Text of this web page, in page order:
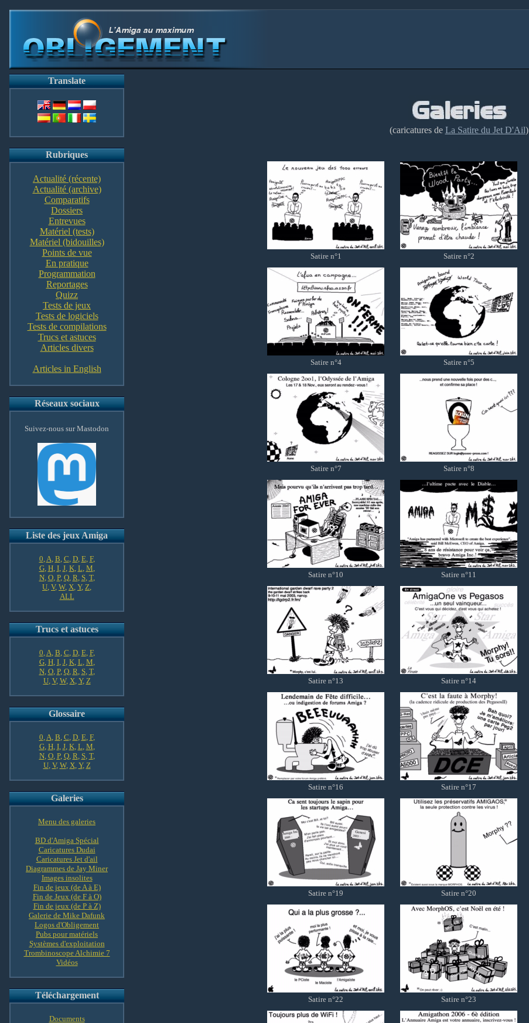
Translate
Rubriques
Actualité (récente)
Actualité (archive)
Comparatifs
Dossiers
Entrevues
Matériel (tests)
Matériel (bidouilles)
Points de vue
En pratique
Programmation
Reportages
Quizz
Tests de jeux
Tests de logiciels
Tests de compilations
Trucs et astuces
Articles divers
Articles in English
Réseaux sociaux
Suivez-nous sur Mastodon
Liste des jeux Amiga
0,A, B, C, D, E, F,
G, H, I, J, K, L, M,
N, O, P, Q, R, S, T,
U, V, W, X, Y, Z,
ALL
Trucs et astuces
0,A, B, C, D, E, F,
G, H, I, J, K, L, M,
N, O, P, Q, R, S, T,
U, V, W, X, Y, Z
Glossaire
0,A, B, C, D, E, F,
G, H, I, J, K, L, M,
N, O, P, Q, R, S, T,
U, V, W, X, Y, Z
Galeries
Menu des galeries
BD d'Amiga Spécial
Caricatures Dudai
Caricatures Jet d'ail
Diagrammes de Jay Miner
Images insolites
Fin de jeux (de A à E)
Fin de Jeux (de F à O)
Fin de jeux (de P à Z)
Galerie de Mike Dafunk
Logos d'Obligement
Pubs pour matériels
Systèmes d'exploitation
Trombinoscope Alchimie 7
Vidéos
Téléchargement
Documents
(caricatures de La Satire du Jet D'Ail)
Satire n°1 Satire n°2
Satire n°4 Satire n°5
Satire n°7 Satire n°8
Satire n°10 Satire n°11
Satire n°13 Satire n°14
Satire n°16 Satire n°17
Satire n°19 Satire n°20
Satire n°22 Satire n°23